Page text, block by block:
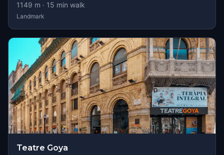
1149 m · 15 min walk
Landmark
Teatre Goya